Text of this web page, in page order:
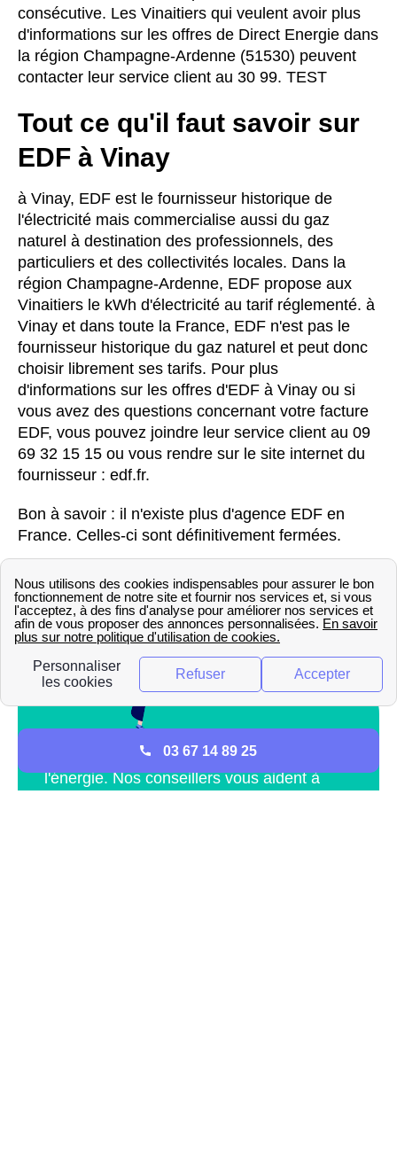
consécutive. Les Vinaitiers qui veulent avoir plus
d'informations sur les offres de Direct Energie dans
la région Champagne-Ardenne (51530) peuvent
contacter leur service client au 30 99. TEST
Tout ce qu'il faut savoir sur
EDF à Vinay
à Vinay, EDF est le fournisseur historique de
l'électricité mais commercialise aussi du gaz
naturel à destination des professionnels, des
particuliers et des collectivités locales. Dans la
région Champagne-Ardenne, EDF propose aux
Vinaitiers le kWh d'électricité au tarif réglementé. à
Vinay et dans toute la France, EDF n'est pas le
fournisseur historique du gaz naturel et peut donc
choisir librement ses tarifs. Pour plus
d'informations sur les offres d'EDF à Vinay ou si
vous avez des questions concernant votre facture
EDF, vous pouvez joindre leur service client au 09
69 32 15 15 ou vous rendre sur le site internet du
fournisseur : edf.fr.
Bon à savoir : il n'existe plus d'agence EDF en
France. Celles-ci sont définitivement fermées.
03 67 14 89 25